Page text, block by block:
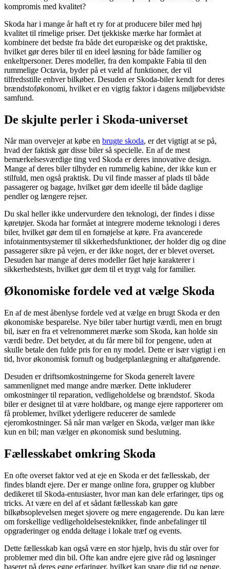
kompromis med kvalitet?
Skoda har i mange år haft et ry for at producere biler med høj
kvalitet til rimelige priser. Det tjekkiske mærke har formået at
kombinere det bedste fra både det europæiske og det praktiske,
hvilket gør deres biler til en ideel løsning for både familier og
enkeltpersoner. Deres modeller, fra den kompakte Fabia til den
rummelige Octavia, byder på et væld af funktioner, der vil
tilfredsstille enhver bilkøber. Desuden er Skoda-biler kendt for deres
brændstoføkonomi, hvilket er en vigtig faktor i dagens miljøbevidste
samfund.
De skjulte perler i Skoda-universet
Når man overvejer at købe en brugte skoda, er det vigtigt at se på,
hvad der faktisk gør disse biler så specielle. En af de mest
bemærkelsesværdige ting ved Skoda er deres innovative design.
Mange af deres biler tilbyder en rummelig kabine, der ikke kun er
stilfuld, men også praktisk. Du vil finde masser af plads til både
passagerer og bagage, hvilket gør dem ideelle til både daglige
pendler og længere rejser.
Du skal heller ikke undervurdere den teknologi, der findes i disse
køretøjer. Skoda har formået at integrere moderne teknologi i deres
biler, hvilket gør dem til en fornøjelse at køre. Fra avancerede
infotainmentsystemer til sikkerhedsfunktioner, der holder dig og dine
passagerer sikre på vejen, er der ikke noget, der er blevet overset.
Desuden har mange af deres modeller fået høje karakterer i
sikkerhedstests, hvilket gør dem til et trygt valg for familier.
Økonomiske fordele ved at vælge Skoda
En af de mest åbenlyse fordele ved at vælge en brugt Skoda er den
økonomiske besparelse. Nye biler taber hurtigt værdi, men en brugt
bil, især en fra et velrenommeret mærke som Skoda, kan holde sin
værdi bedre. Det betyder, at du får mere bil for pengene, uden at
skulle betale den fulde pris for en ny model. Dette er især vigtigt i en
tid, hvor økonomisk fornuft og budgetplanlægning er altafgørende.
Desuden er driftsomkostningerne for Skoda generelt lavere
sammenlignet med mange andre mærker. Dette inkluderer
omkostninger til reparation, vedligeholdelse og brændstof. Skoda
biler er designet til at være holdbare, og mange ejere rapporterer om
få problemer, hvilket yderligere reducerer de samlede
ejeromkostninger. Så når man vælger en Skoda, vælger man ikke
kun en bil; man vælger en økonomisk sund beslutning.
Fællesskabet omkring Skoda
En ofte overset faktor ved at eje en Skoda er det fællesskab, der
findes blandt ejere. Der er mange online fora, grupper og klubber
dedikeret til Skoda-entusiaster, hvor man kan dele erfaringer, tips og
tricks. At være en del af et sådant fællesskab kan gøre
bilkøbsoplevelsen meget sjovere og mere engagerende. Du kan lære
om forskellige vedligeholdelsesteknikker, finde anbefalinger til
opgraderinger og endda deltage i lokale træf og events.
Dette fællesskab kan også være en stor hjælp, hvis du står over for
problemer med din bil. Ofte kan andre ejere give råd og løsninger
baseret på deres egne erfaringer, hvilket kan spare dig tid og penge.